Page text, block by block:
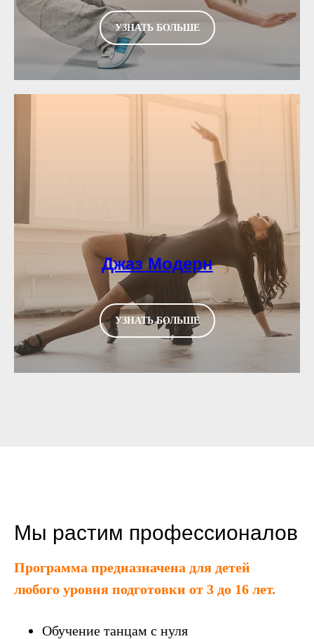
УЗНАТЬ БОЛЬШЕ
Джаз Модерн
УЗНАТЬ БОЛЬШЕ
Мы растим профессионалов
Программа предназначена для детей
любого уровня подготовки от 3 до 16 лет.
Обучение танцам с нуля